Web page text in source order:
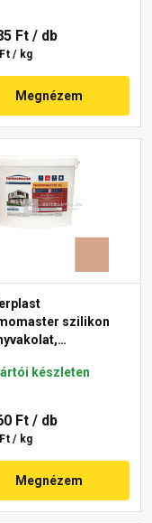
Ft / db
/ kg
Megnézem
szilikon
kg készleten
Ft / db
/ kg
Megnézem